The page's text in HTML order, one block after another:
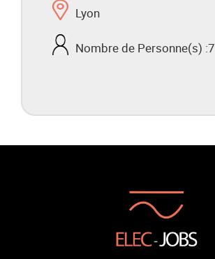
Lyon
Nombre de Personne(s) :7